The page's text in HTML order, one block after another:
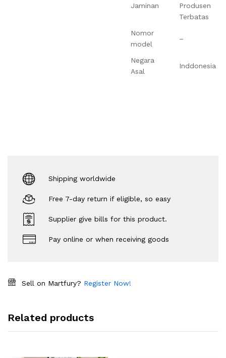
Jaminan
Produsen
Terbatas
Nomor
model
–
Negara
Asal
Inddonesia
Shipping worldwide
Free 7-day return if eligible, so easy
Supplier give bills for this product.
Pay online or when receiving goods
Sell on Martfury? Register Now!
Related products